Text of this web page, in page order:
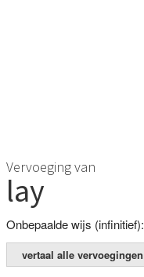
Vervoeging van
lay
Onbepaalde wijs (infinitief):
vertaal alle vervoegingen